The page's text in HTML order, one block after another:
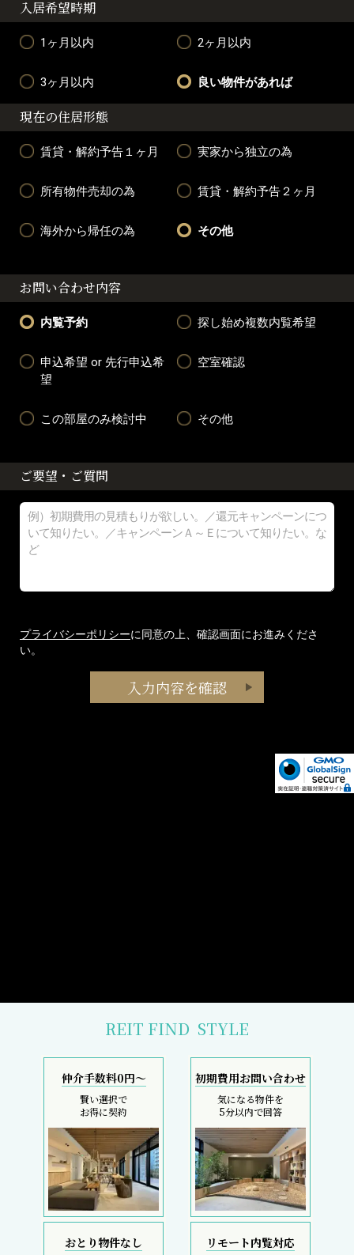
入居希望時期
1ヶ月以内 2ヶ月以内
3ヶ月以内 良い物件があれば
現在の住居形態
賃貸・解約予告１ヶ月 実家から独立の為
所有物件売却の為 賃貸・解約予告２ヶ月
海外から帰任の為 その他
お問い合わせ内容
内覧予約 探し始め複数内覧希望
申込希望 or 先行申込希
望
空室確認
この部屋のみ検討中 その他
ご要望・ご質問
プライバシーポリシーに同意の上、確認画面にお進みくださ
い。
REIT FIND STYLE
仲介手数料0円～
賢い選択で
お得に契約
初期費用お問い合わせ
気になる物件を
5分以内で回答
おとり物件なし リモート内覧対応